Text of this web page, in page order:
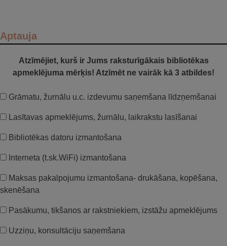
Aptauja
Atzīmējiet, kurš ir Jums raksturīgākais bibliotēkas
apmeklējuma mērķis! Atzīmēt ne vairāk kā 3 atbildes!
Grāmatu, žurnālu u.c. izdevumu saņemšana līdzņemšanai
Lasītavas apmeklējums, žurnālu, laikrakstu lasīšanai
Bibliotēkas datoru izmantošana
Interneta (t.sk.WiFi) izmantošana
Maksas pakalpojumu izmantošana- drukāšana, kopēšana,
skenēšana
Pasākumu, tikšanos ar rakstniekiem, izstāžu apmeklējums
Uzziņu, konsultāciju saņemšana